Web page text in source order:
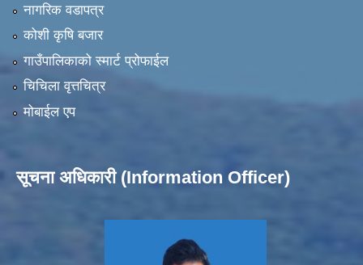
नागरिक वडापत्र
कोशी कृषि बजार
गाउँपालिकाको स्मार्ट प्रोफाईल
चिचिला वृत्तचित्र
मोबाईल एप
सूचना अधिकारी (Information Officer)